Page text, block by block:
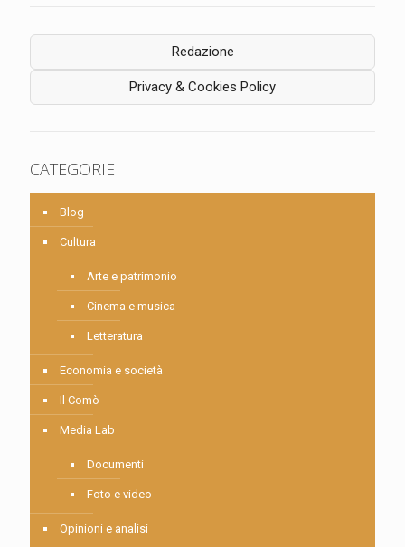
Redazione
Privacy & Cookies Policy
CATEGORIE
Blog
Cultura
Arte e patrimonio
Cinema e musica
Letteratura
Economia e società
Il Comò
Media Lab
Documenti
Foto e video
Opinioni e analisi